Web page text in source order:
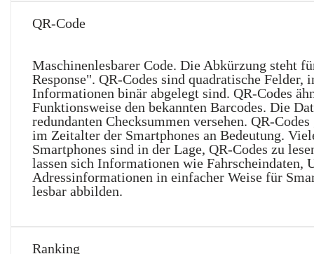
QR-Code
Maschinenlesbarer Code. Die Abkürzung steht
Response". QR-Codes sind quadratische Felder,
Informationen binär abgelegt sind. QR-Codes
Funktionsweise den bekannten Barcodes. Die
redundanten Checksummen versehen. QR-
im Zeitalter der Smartphones an Bedeutung.
Smartphones sind in der Lage, QR-Codes zu
lassen sich Informationen wie Fahrscheindaten,
Adressinformationen in einfacher Weise für
lesbar abbilden.
Ranking